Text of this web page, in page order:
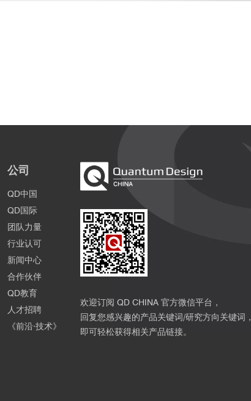
公司
QD中国
QD国际
团队力量
行业认可
新闻中心
合作伙伴
QD教育
人才招聘
《前沿·技术》
欢迎订阅 QD CHINA 官方微信平台，
回复您感兴趣的产品关键词/研究方向关键词，
即可轻松获得相关产品链接。